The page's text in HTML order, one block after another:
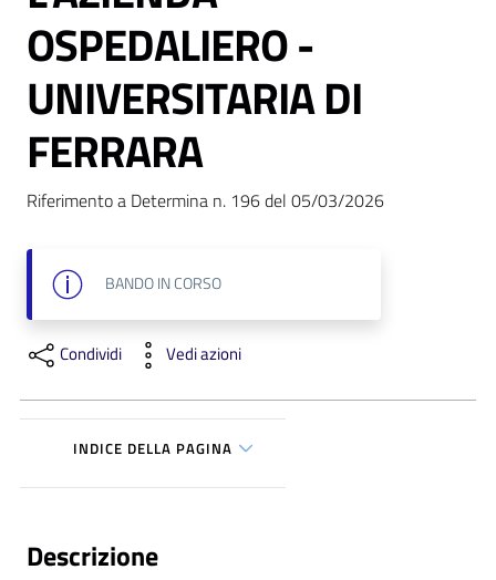
e
A
m
n
i
t
i
n
r
s
p
OSPEDALIERO -
UNIVERSITARIA DI
FERRARA
Riferimento a Determina n. 196 del 05/03/2026
BANDOIN CORSO
Condividi Vedi azioni
INDICE DELLA PAGINA
Descrizione